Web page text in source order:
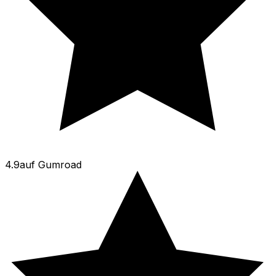
4.9auf Gumroad